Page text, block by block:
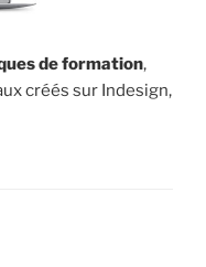
de formation,
créés sur Indesign,